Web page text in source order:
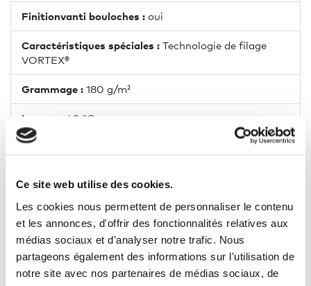
Ce site web utilise des cookies.
Les cookies nous permettent de personnaliser le contenu
et les annonces, d'offrir des fonctionnalités relatives aux
médias sociaux et d'analyser notre trafic. Nous
partageons également des informations sur l'utilisation de
notre site avec nos partenaires de médias sociaux, de
Finitionvanti bouloches : oui
Caractéristiques spéciales : Technologie de filage
VORTEX®
Grammage : 180 g/m²
Lavage : 60 °C
Sèche linge :
14 AUTRES PRODUITS DANS LA
MÊME CATÉGORIE